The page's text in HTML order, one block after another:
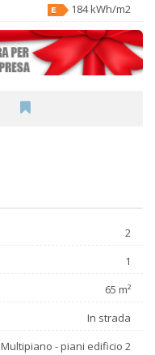
184 kWh/m2
2
1
65 m²
In strada
Multipiano - piani edificio 2